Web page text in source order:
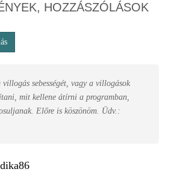
HOZZÁSZÓLÁSOK
villogás sebességét, vagy a villogások
mit kellene átírni a programban,
Előre is köszönöm. Üdv.: